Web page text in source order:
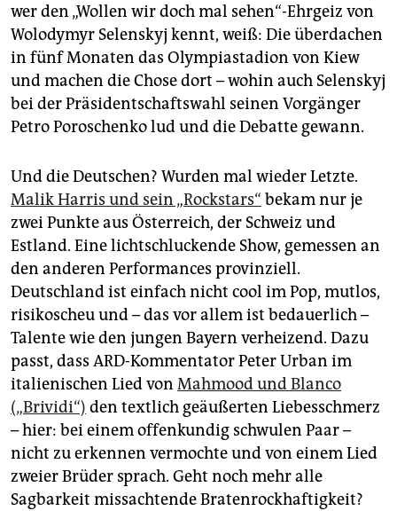
wer den „Wollen wir doch mal sehen“-Ehrgeiz von
Wolodymyr Selenskyj kennt, weiß: Die überdachen
in fünf Monaten das Olympiastadion von Kiew
und machen die Chose dort – wohin auch Selenskyj
bei der Präsidentschaftswahl seinen Vorgänger
Petro Poroschenko lud und die Debatte gewann.
Und die Deutschen? Wurden mal wieder Letzte.
Malik Harris und sein „Rockstars“ bekam nur je
zwei Punkte aus Österreich, der Schweiz und
Estland. Eine lichtschluckende Show, gemessen an
den anderen Performances provinziell.
Deutschland ist einfach nicht cool im Pop, mutlos,
risikoscheu und – das vor allem ist bedauerlich –
Talente wie den jungen Bayern verheizend. Dazu
passt, dass ARD-Kommentator Peter Urban im
italienischen Lied von Mahmood und Blanco
(„Brividi“) den textlich geäußerten Liebesschmerz
– hier: bei einem offenkundig schwulen Paar –
nicht zu erkennen vermochte und von einem Lied
zweier Brüder sprach. Geht noch mehr alle
Sagbarkeit missachtende Bratenrockhaftigkeit?